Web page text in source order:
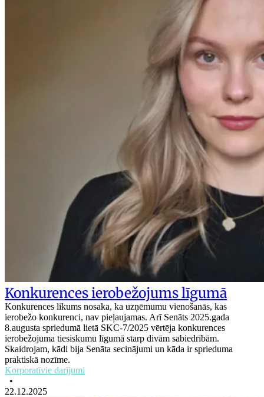
Konkurences ierobežojums līgumā
Konkurences likums nosaka, ka uzņēmumu vienošanās, kas
ierobežo konkurenci, nav pieļaujamas. Arī Senāts 2025.gada
8.augusta spriedumā lietā SKC-7/2025 vērtēja konkurences
ierobežojuma tiesiskumu līgumā starp divām sabiedrībām.
Skaidrojam, kādi bija Senāta secinājumi un kāda ir sprieduma
praktiskā nozīme.
Korporatīvie darījumi
•
22.12.2025